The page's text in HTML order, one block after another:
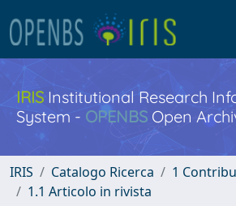
IRISInstitutional Research
System - OPENBS Open
IRIS Catalogo Ricerca
1
1.1 Articolo in rivista